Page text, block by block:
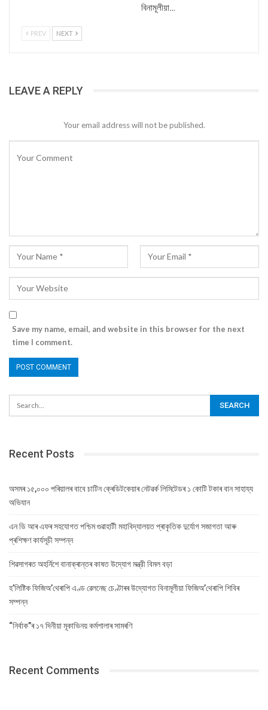
বিনামূলীয়া…
PREV NEXT
LEAVE A REPLY
Your email address will not be published.
Save my name, email, and website in this browser for the next
time I comment.
Recent Posts
অসমৰ ১৫,০০০ পৰিয়ালৰ বাবে চাটিন ক্ৰেডিটকেয়াৰ নেটৱৰ্ক লিমিটেডৰ ১ কোটি টকাৰ বান সাহায্য
অভিযান
এন ডি আৰ এফৰ সহযোগত পশ্চিম গুৱাহাটী মহাবিদ্যালয়ত প্ৰাকৃতিক দুৰ্যোগ সজাগতা আৰু
প্ৰশিক্ষণ কাৰ্যসূচী সম্পন্ন
শিৱসাগৰত অহৰ্নিশে বানাক্ৰান্তৰ কাষত উদ্যোগ মন্ত্রী বিমল বড়া
হ’লিষ্টিক ফিজিঅ’থেৰাপি এণ্ড ৱেলনেছ চেণ্টাৰৰ উদ্যোগত বিনামূলীয়া ফিজিঅ’থেৰাপি শিবিৰ
সম্পন্ন
“নিৰ্বাক”ৰ ১৭ দিনীয়া মূকাভিনয় কৰ্মশালাৰ সামৰণি
Recent Comments